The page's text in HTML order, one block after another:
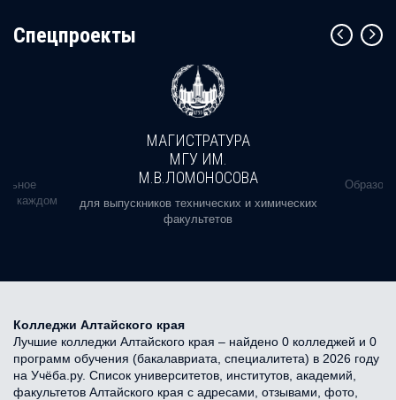
Cпецпроекты
в каждом
МАГИСТРАТУРА
МГУ ИМ.
М.В.ЛОМОНОСОВА
для выпускников технических и химических
факультетов
Колледжи Алтайского края
Лучшие колледжи Алтайского края – найдено 0 колледжей и 0
программ обучения (бакалавриата, специалитета) в 2026 году
на Учёба.ру. Список университетов, институтов, академий,
факультетов Алтайского края с адресами, отзывами, фото,